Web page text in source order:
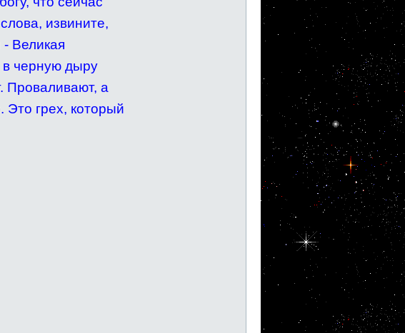
извините,
Великая
в черную дыру
Проваливают, а
Это грех, который